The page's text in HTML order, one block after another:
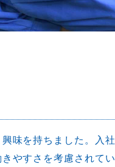
味を持ちました。入社
やすさを考慮されてい